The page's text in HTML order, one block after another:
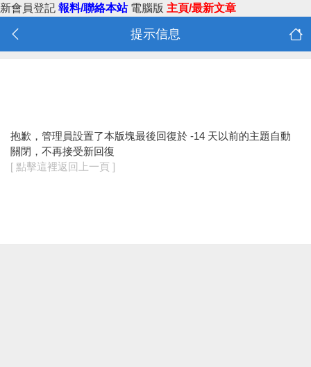
新會員登記 報料/聯絡本站 電腦版 主頁/最新文章
提示信息
抱歉，管理員設置了本版塊最後回復於 -14 天以前的主題自動
關閉，不再接受新回復
[ 點擊這裡返回上一頁 ]